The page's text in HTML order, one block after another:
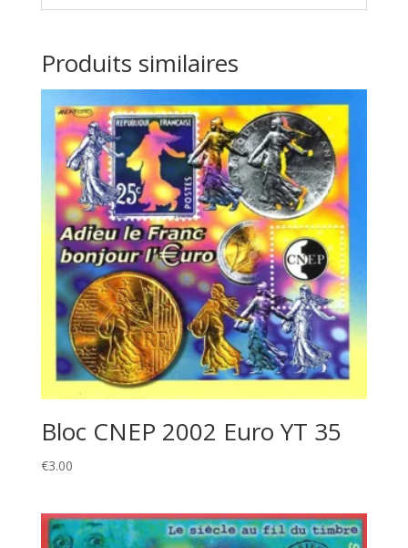
Produits similaires
Bloc CNEP 2002 Euro YT 35
€3.00